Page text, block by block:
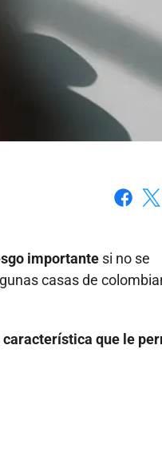
importante si no se
casas de
que le